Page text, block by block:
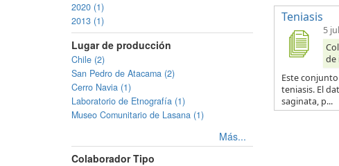
2020 (1)
2013 (1)
Lugar de producción
Chile (2)
San Pedro de Atacama (2)
Cerro Navia (1)
Laboratorio de Etnografía (1)
Museo Comunitario de Lasana (1)
Más...
Colaborador Tipo
Teniasis
5
de
Este
teniasis. El
saginata, p...